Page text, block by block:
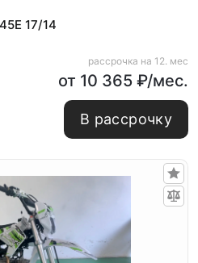
17/14
рассрочка на 12. мес
от 10 365 ₽/мес.
В рассрочку